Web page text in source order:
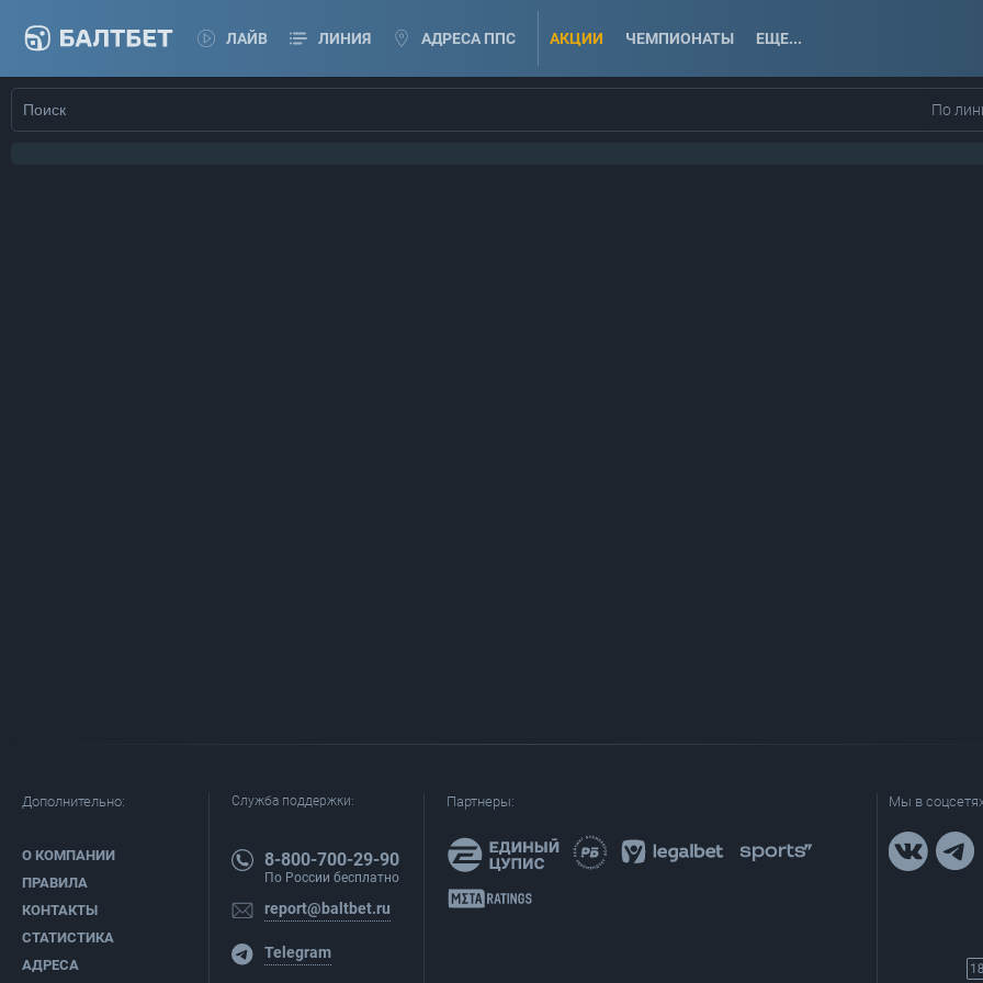
ЛАЙВ ЛИНИЯ АДРЕСА ППС АКЦИИ ЧЕМПИОНАТЫ ЕЩЕ...
По
Дополнительно:
О КОМПАНИИ
ПРАВИЛА
КОНТАКТЫ
СТАТИСТИКА
АДРЕСА
Служба поддержки:
8-800-700-29-90
По России бесплатно
report@baltbet.ru
Telegram
Партнеры: Мы в